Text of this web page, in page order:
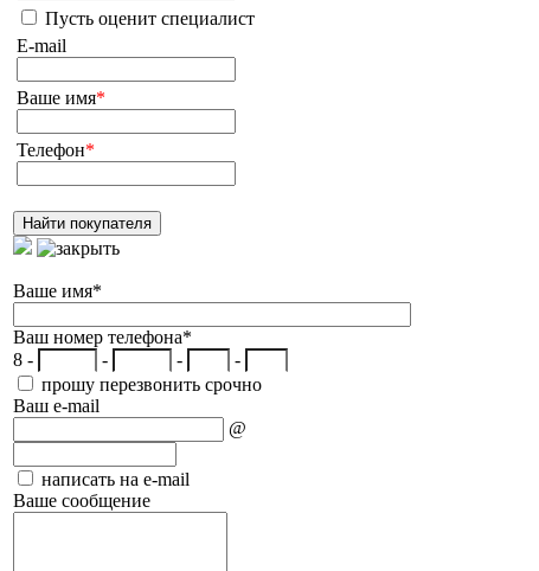
Пусть оценит специалист
E-mail
Ваше имя*
Телефон*
Ваше имя*
Ваш номер телефона*
8 -
- -
-
прошу перезвонить срочно
Ваш e-mail
@
написать на e-mail
Ваше сообщение